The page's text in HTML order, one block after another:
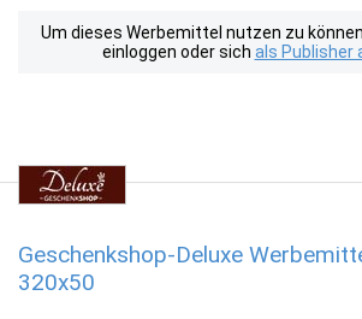
Um dieses Werbemittel nutzen zu
einloggen oder sich als Publisher
Geschenkshop-Deluxe
320x50